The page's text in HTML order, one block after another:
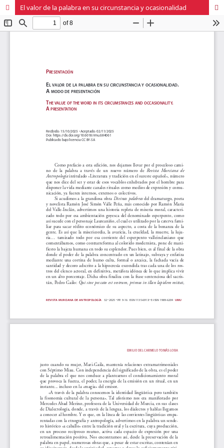
El valor de la palabra en su circunstancia y ocasionalidad